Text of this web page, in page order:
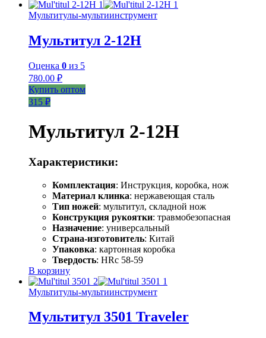
Мультитулы-мультиинструмент
Мультитул 2-12H
Оценка 0 из 5
780.00 ₽
Купить оптом
315 ₽
Мультитул 2-12H
Характеристики:
Комплектация: Инструкция, коробка, нож
Материал клинка: нержавеющая сталь
Тип ножей: мультитул, складной нож
Конструкция рукоятки: травмобезопасная
Назначение: универсальный
Страна-изготовитель: Китай
Упаковка: картонная коробка
Твердость: HRc 58-59
В корзину
Мультитулы-мультиинструмент
Мультитул 3501 Traveler